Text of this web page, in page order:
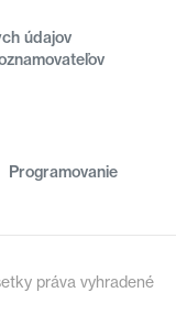
Programovanie
údajov
práva vyhradené